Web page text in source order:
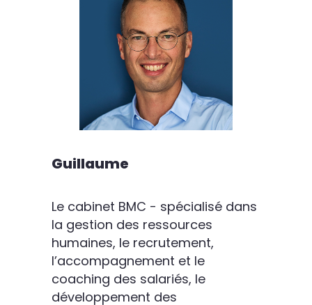
Guillaume
Le cabinet BMC - spécialisé dans
la gestion des ressources
humaines, le recrutement,
l’accompagnement et le
coaching des salariés, le
développement des